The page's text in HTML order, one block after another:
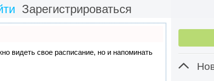
Зарегистрироваться
видеть свое расписание, но и напоминать
